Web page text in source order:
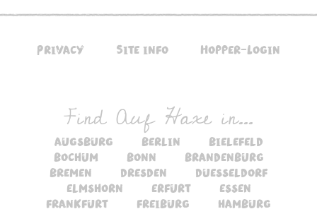
Privacy Site info Hopper-Login
Find Auf Haxe in...
augsburg berlin
bielefeld
bochum
bonn
brandenburg
bremen
dresden
duesseldorf
elmshorn
erfurt
essen
frankfurt
freiburg hamburg